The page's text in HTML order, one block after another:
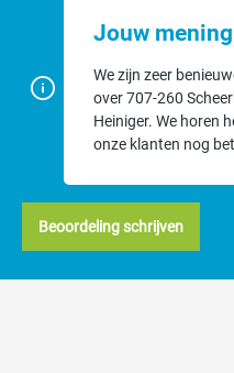
Jouw
We zijn zeer
over 707-260
Heiniger. We horen
onze klanten nog
Beoordeling schrijven